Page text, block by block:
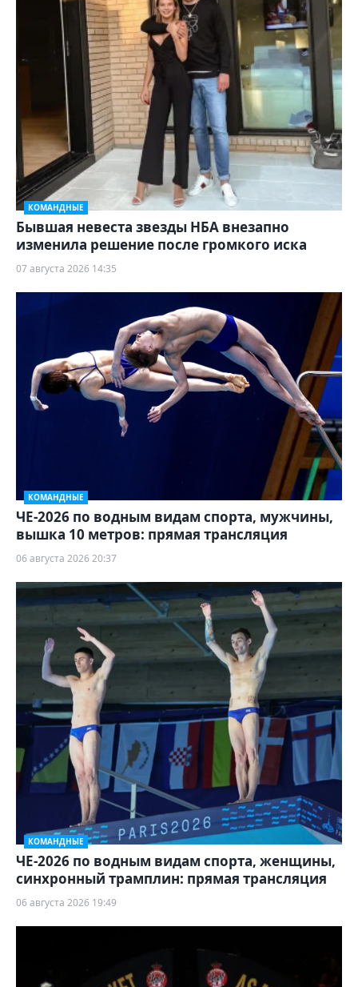
КОМАНДНЫЕ
Бывшая невеста звезды НБА внезапно
изменила решение после громкого иска
07 августа 2026 14:35
КОМАНДНЫЕ
ЧЕ-2026 по водным видам спорта, мужчины,
вышка 10 метров: прямая трансляция
06 августа 2026 20:37
КОМАНДНЫЕ
ЧЕ-2026 по водным видам спорта, женщины,
синхронный трамплин: прямая трансляция
06 августа 2026 19:49